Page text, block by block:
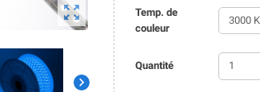


Temp. de
couleur
Quantité